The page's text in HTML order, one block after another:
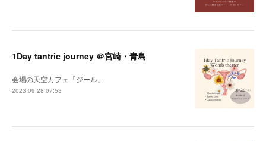
1Day tantric journey ＠宮崎・青島
会場の天空カフェ「ジール」
2023.09.28 07:53